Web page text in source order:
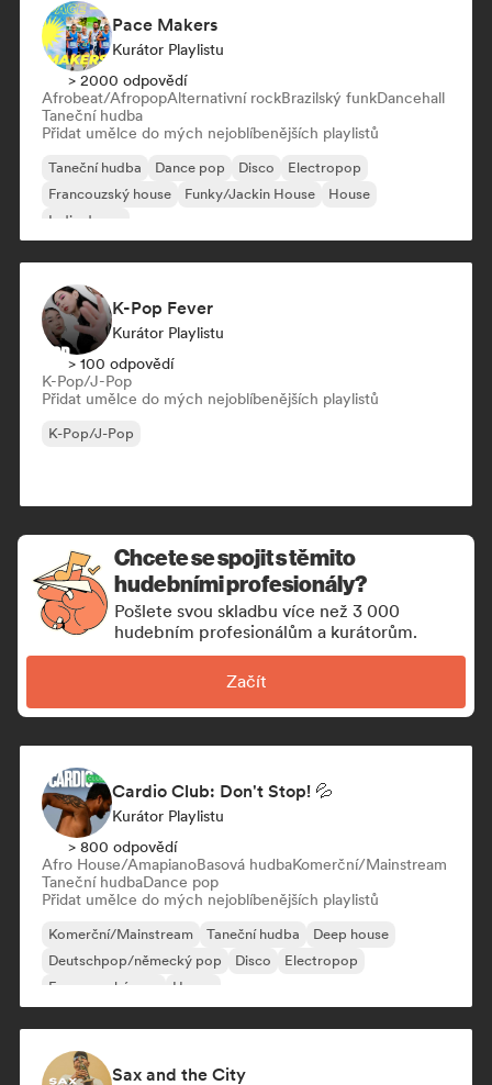
Pace Makers
Kurátor Playlistu
> 2000 odpovědí
Afrobeat/AfropopAlternativní rockBrazilský funkDancehall
Taneční hudba
Přidat umělce do mých nejoblíbenějších playlistů
Taneční hudba Dance pop Disco
Electropop
Francouzský house
Funky/Jackin House
House
Indie dance
K-Pop Fever
Kurátor Playlistu
> 100 odpovědí
K-Pop/J-Pop
Přidat umělce do mých nejoblíbenějších playlistů
K-Pop/J-Pop
Chcete se spojit s těmito
hudebními profesionály?
Pošlete svou skladbu více než 3 000
hudebním profesionálům a kurátorům.
Začít
Cardio Club: Don't Stop! 💦
Kurátor Playlistu
> 800 odpovědí
Afro House/AmapianoBasová hudbaKomerční/Mainstream
Taneční hudbaDance pop
Přidat umělce do mých nejoblíbenějších playlistů
Komerční/Mainstream Taneční hudba
Deep house
Deutschpop/německý pop
Disco
Electropop
Francouzský pop
House
Sax and the City